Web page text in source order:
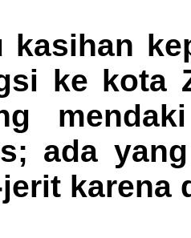
kasihan
ke kota
ada
karena